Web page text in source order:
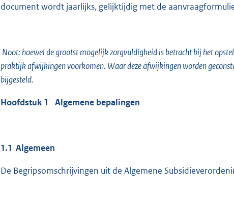
document wordt jaarlijks, gelijktijdig met de
Noot: hoewel de grootst mogelijk zorgvuldigheid is betracht bij het
praktijk afwijkingen voorkomen. Waar deze afwijkingen worden
bijgesteld.
Hoofdstuk 1 Algemene bepalingen
1.1 Algemeen
De Begripsomschrijvingen uit de Algemene